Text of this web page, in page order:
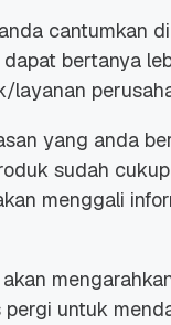
cantumkan
bertanya
layanan
yang anda
sudah
menggali
untuk